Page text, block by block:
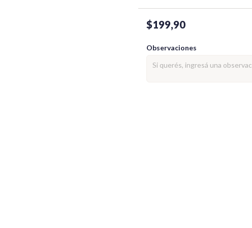
$199,90
Observaciones